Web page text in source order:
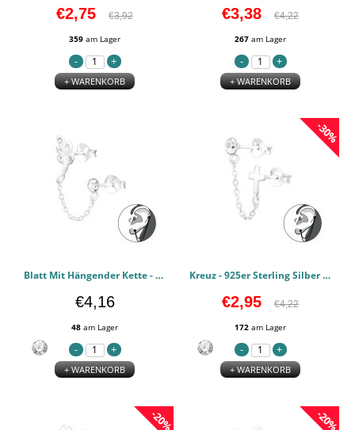
€2,75 €3,92
359 am Lager
+ WARENKORB
€3,38 €4,22
267 am Lager
+ WARENKORB
Blatt Mit Hängender Kette - 925er Sterling Silber Ear Jackets & Connector Earrings (PCS) PCJW44757
€4,16
48 am Lager
+ WARENKORB
-30%
Kreuz - 925er Sterling Silber Ear Jackets & Connector Earrings (PCS) PCJW44756
€2,95 €4,22
172 am Lager
+ WARENKORB
-20% -20%